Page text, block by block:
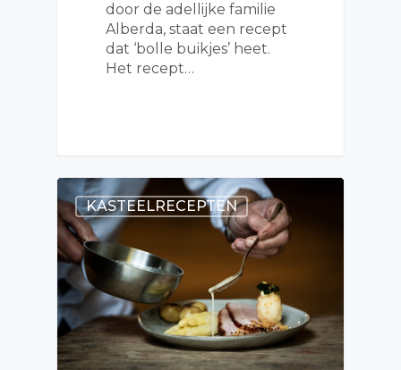
door de adellijke familie
Alberda, staat een recept
dat ‘bolle buikjes’ heet.
Het recept…
KASTEELRECEPTEN